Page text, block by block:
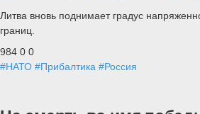
Литва вновь поднимает градус
границ.
984 0 0
#НАТО #Прибалтика #Россия